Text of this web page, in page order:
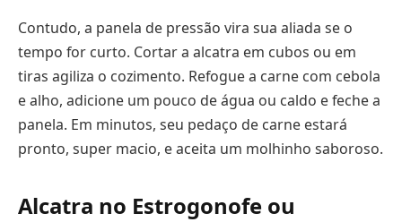
Contudo, a panela de pressão vira sua aliada se o
tempo for curto. Cortar a alcatra em cubos ou em
tiras agiliza o cozimento. Refogue a carne com cebola
e alho, adicione um pouco de água ou caldo e feche a
panela. Em minutos, seu pedaço de carne estará
pronto, super macio, e aceita um molhinho saboroso.
Alcatra no Estrogonofe ou